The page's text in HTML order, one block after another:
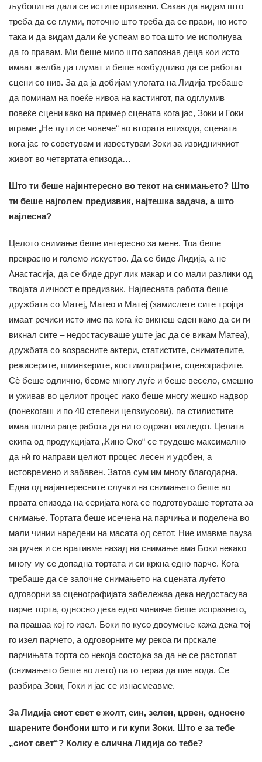
љубопитна дали се истите приказни. Сакав да видам што
треба да се глуми, поточно што треба да се прави, но исто
така и да видам дали ќе успеам во тоа што ме исполнува
да го правам. Ми беше мило што запознав деца кои исто
имаат желба да глумат и беше возбудливо да се работат
сцени со нив. За да ја добијам улогата на Лидија требаше
да поминам на поеќе нивоа на кастингот, па одглумив
повеќе сцени како на пример сцената кога јас, Зоки и Гоки
играме „Не лути се човече“ во втората епизода, сцената
кога јас го советувам и известувам Зоки за извидничкиот
живот во четвртата епизода…
Што ти беше најинтересно во текот на снимањето? Што
ти беше најголем предизвик, најтешка задача, а што
најлесна?
Целото снимање беше интересно за мене. Тоа беше
прекрасно и големо искуство. Да се биде Лидија, а не
Анастасија, да се биде друг лик макар и со мали разлики од
твојата личност е предизвик. Најлесната работа беше
дружбата со Матеј, Матео и Матеј (замислете сите тројца
имаат речиси исто име па кога ќе викнеш еден како да си ги
викнал сите – недостасуваше уште јас да се викам Матеа),
дружбата со возрасните актери, статистите, снимателите,
режисерите, шминкерите, костимографите, сценографите.
Сè беше одлично, бевме многу луѓе и беше весело, смешно
и уживав во целиот процес иако беше многу жешко надвор
(понекогаш и по 40 степени целзиусови), па стилистите
имаа полни раце работа да ни го одржат изгледот. Целата
екипа од продукцијата „Кино Око“ се трудеше максимално
да нѝ го направи целиот процес лесен и удобен, а
истовремено и забавен. Затоа сум им многу благодарна.
Една од најинтересните случки на снимањето беше во
првата епизода на серијата кога се подготвуваше тортата за
снимање. Тортата беше исечена на парчиња и поделена во
мали чинии наредени на масата од сетот. Ние имавме пауза
за ручек и се вративме назад на снимање ама Боки некако
многу му се допадна тортата и си кркна едно парче. Кога
требаше да се започне снимањето на сцената луѓето
одговорни за сценографијата забележаа дека недостасува
парче торта, односно дека едно чинивче беше испразнето,
па прашаа кој го изел. Боки по кусо двоумење кажа дека тој
го изел парчето, а одговорните му рекоа ги прскале
парчињата торта со некоја состојка за да не се растопат
(снимањето беше во лето) па го тераа да пие вода. Се
разбира Зоки, Гоки и јас се изнасмеавме.
За Лидија сиот свет е жолт, син, зелен, црвен, односно
шарените бонбони што и ги купи Зоки. Што е за тебе
„сиот свет“? Колку е слична Лидија со тебе?